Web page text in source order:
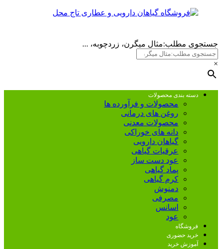
جستجوی مطلب:مثال میگرن، زردچوبه، ...
×
دسته بندی محصولات
محصولات و فرآورده ها
روغن های درمانی
محصولات معدنی
دانه های خوراکی
گیاهان دارویی
عرقیات گیاهی
عود دست ساز
پماد گیاهی
کرم گیاهی
دمنوش
مصرفی
اسانس
عود
فروشگاه
خرید حضوری
آموزش خرید